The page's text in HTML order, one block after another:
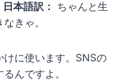
日本語訳： ちゃんと生
きゃ。
けに使います。SNSの
んですよ。